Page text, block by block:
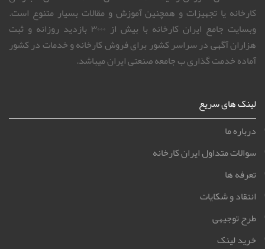
های فعال و غیر فعال در ایران میباشد. ایران کارخانه یکی از بزرگترین
بانک های اطلاعاتی فروش کارخانه های صنعتی و خدمات میباشد. این
اطلاعات شامل قیمت کارخانه های برای فروش ، فروش و قیمت ماشین
آلات صنعتی ، فروش و قیمت املاک صنعتی ، خدمات صنعتی ، اجاره ی
هزاران آگهی در سراسر کشور برای فروش کارخانه و خدمات در کشور
آماده خدمت گذاری ب جامعه صنعتی ایران میباشد.
لینک های سریع
درباره ما
سوالات متداول ایران کارخانه
تعرفه ها